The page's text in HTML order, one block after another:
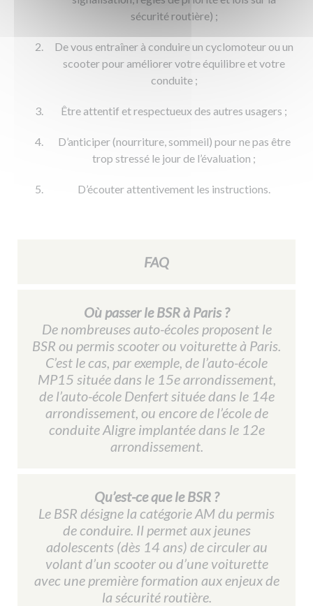
sécurité routière) ;
De vous entraîner à conduire un cyclomoteur ou un
scooter pour améliorer votre équilibre et votre
conduite ;
Être attentif et respectueux des autres usagers ;
D’anticiper (nourriture, sommeil) pour ne pas être
trop stressé le jour de l’évaluation ;
D’écouter attentivement les instructions.
FAQ
Où passer le BSR à Paris ?
De nombreuses auto-écoles proposent le
BSR ou permis scooter ou voiturette à Paris.
C’est le cas, par exemple, de l’auto-école
MP15 située dans le 15e arrondissement,
de l’auto-école Denfert située dans le 14e
arrondissement, ou encore de l’école de
conduite Aligre implantée dans le 12e
arrondissement.
Qu’est-ce que le BSR ?
Le BSR désigne la catégorie AM du permis
de conduire. Il permet aux jeunes
adolescents (dès 14 ans) de circuler au
volant d’un scooter ou d’une voiturette
avec une première formation aux enjeux de
la sécurité routière.